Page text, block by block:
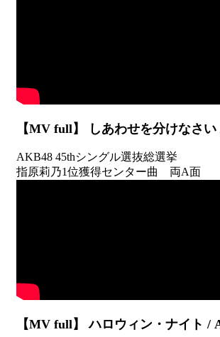
【MV full】 しあわせを分けなさ
AKB48 45thシングル選抜総選挙
指原莉乃1位獲得センター曲 両A面
【MV full】 ハロウィン・ナイト /